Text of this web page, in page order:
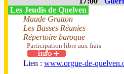
Les Jeudis de Quelven
Maude Gratton
Les Basses Réunies
Répertoire baroque
- Participation libre aux frais
Lien : www.orgue-de-